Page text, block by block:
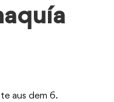
aus dem 6.